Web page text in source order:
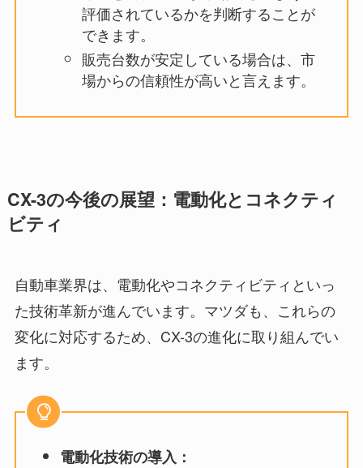
評価されているかを判断することが
できます。
販売台数が安定している場合は、市
場からの信頼性が高いと言えます。
CX-3の今後の展望：電動化とコネクティ
ビティ
自動車業界は、電動化やコネクティビティといっ
た技術革新が進んでいます。マツダも、これらの
変化に対応するため、CX-3の進化に取り組んでい
ます。
電動化技術の導入：